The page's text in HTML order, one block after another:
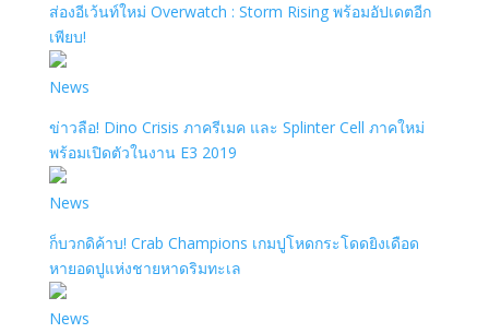
ส่องอีเว้นท์ใหม่ Overwatch : Storm Rising พร้อมอัปเดตอีก
เพียบ!
News
ข่าวลือ! Dino Crisis ภาครีเมค และ Splinter Cell ภาคใหม่
พร้อมเปิดตัวในงาน E3 2019
News
ก็บวกดิค้าบ! Crab Champions เกมปูโหดกระโดดยิงเดือด
หายอดปูแห่งชายหาดริมทะเล
News